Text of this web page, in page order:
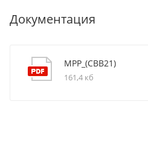
Документация
MPP_(CBB21)
161,4 кб